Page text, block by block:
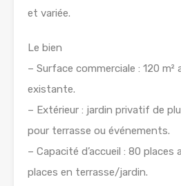
et variée.
Le bien
– Surface commerciale : 120
existante.
– Extérieur : jardin privatif de
pour terrasse ou événements.
– Capacité d’accueil : 80 places
places en terrasse/jardin.